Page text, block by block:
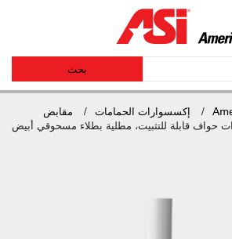
إكسسوارات الحمامات
مقابض
حواف قابلة للتثبيت، مطلية بطلاء مسحوقي أبيض